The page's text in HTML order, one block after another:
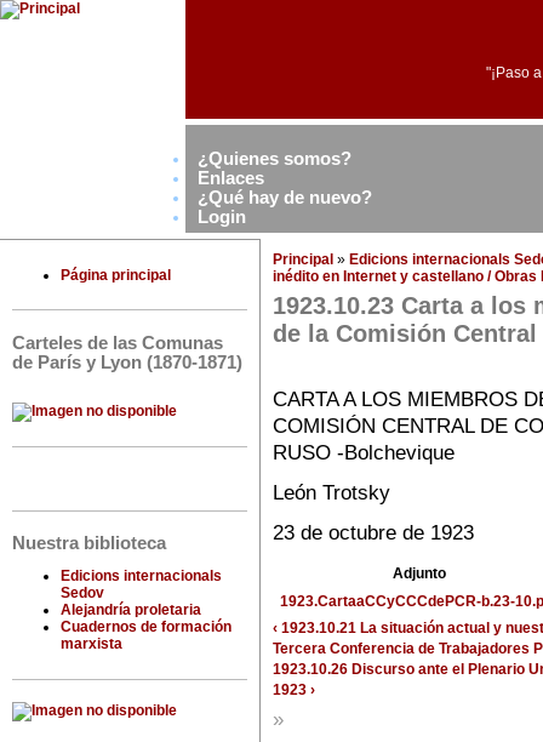
"¡Paso
¿Quienes somos?
Enlaces
¿Qué hay de nuevo?
Login
Página principal
Carteles de las Comunas
de París y Lyon (1870-1871)
Nuestra biblioteca
Edicions internacionals
Sedov
Alejandría proletaria
Cuadernos de formación
marxista
Principal » Edicions internacionals
inédito en Internet y castellano / Obras
1923.10.23 Carta a
de la Comisión
CARTA A LOS MIEMBROS
COMISIÓN CENTRAL DE
RUSO -Bolchevique
León Trotsky
23 de octubre de 1923
Adjunto
1923.CartaaCCyCCCdePCR-b.23-
‹ 1923.10.21 La situación actual y
Tercera Conferencia de Trabajadores
1923.10.26 Discurso ante el Plenario
1923 ›
»